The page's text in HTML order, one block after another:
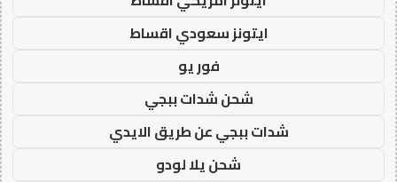
ايتونز سعودي اقساط
فور يو
شحن شدات ببجي
شدات ببجي عن طريق الايدي
شحن يلا لودو